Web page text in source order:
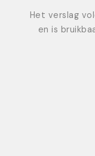
Het verslag
en is